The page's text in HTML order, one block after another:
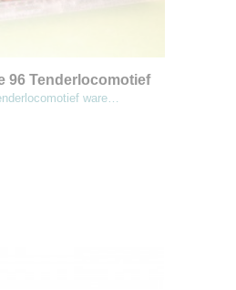
96 Tenderlocomotief
ware…